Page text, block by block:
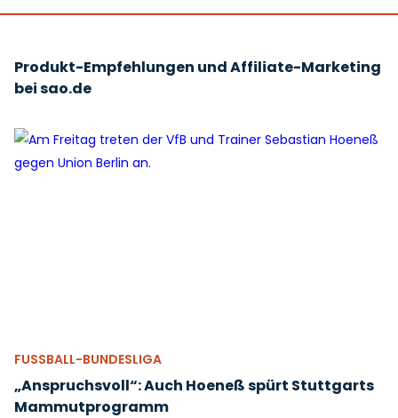
Produkt-Empfehlungen und Affiliate-Marketing
bei sao.de
FUSSBALL-BUNDESLIGA
„Anspruchsvoll“: Auch Hoeneß spürt Stuttgarts
Mammutprogramm